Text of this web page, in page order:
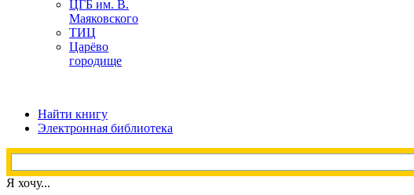
ЦГБ им. В.
Маяковского
ТИЦ
Царёво
городище
Найти книгу
Электронная библиотека
Я хочу...